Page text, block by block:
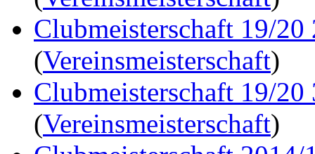
Clubmeisterschaft 19/20
(Vereinsmeisterschaft)
Clubmeisterschaft 19/20
(Vereinsmeisterschaft)